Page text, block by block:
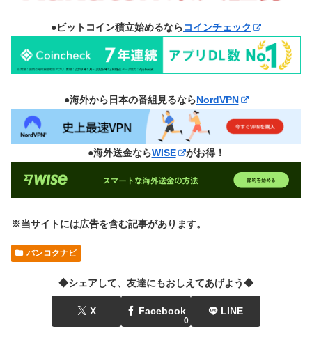
●ビットコイン積立始めるならコインチェック
●海外から日本の番組見るならNordVPN
●海外送金ならWISE がお得！
※当サイトには広告を含む記事があります。
バンコクナビ
◆シェアして、友達にもおしえてあげよう◆
X Facebook
0
LINE